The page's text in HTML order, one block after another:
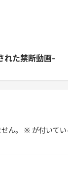
れた禁断動画-
ん。 ※ が付いて